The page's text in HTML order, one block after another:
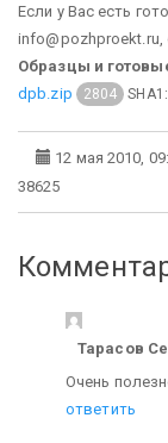
Если у Вас есть
info@pozhproekt.ru,
Образцы и
dpb.zip
2804
12 мая 2010,
38625
Тарасов
Очень
ответить